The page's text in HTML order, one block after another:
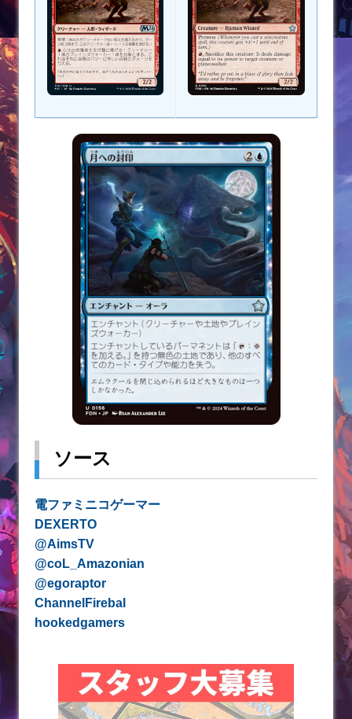
ソース
電ファミニコゲーマー
DEXERTO
@AimsTV
@coL_Amazonian
@egoraptor
ChannelFirebal
hookedgamers